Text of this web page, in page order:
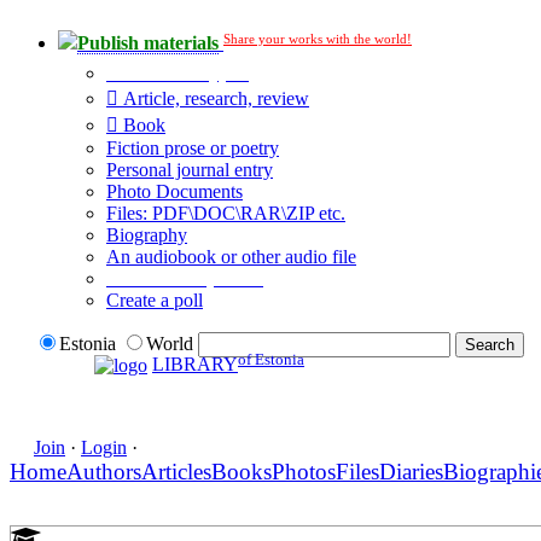
Publish materials Share your works with the world!
Article, research, review
Book
Fiction prose or poetry
Personal journal entry
Photo Documents
Files: PDF\DOC\RAR\ZIP etc.
Biography
An audiobook or other audio file
Create a poll
Estonia
World
LIBRARYof Estonia
Join · Login ·
HomeAuthorsArticlesBooksPhotosFilesDiaries